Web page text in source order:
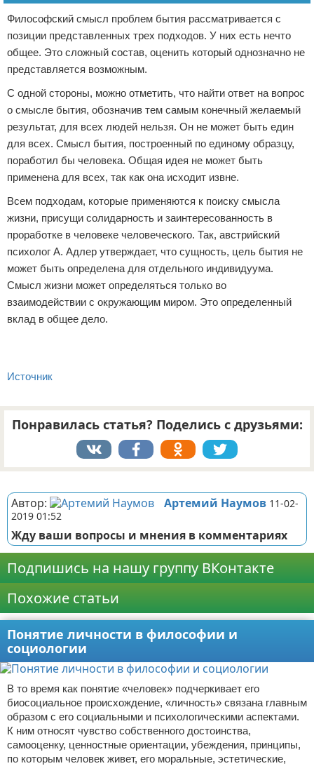
Философский смысл проблем бытия рассматривается с
позиции представленных трех подходов. У них есть нечто
общее. Это сложный состав, оценить который однозначно не
представляется возможным.
С одной стороны, можно отметить, что найти ответ на вопрос
о смысле бытия, обозначив тем самым конечный желаемый
результат, для всех людей нельзя. Он не может быть един
для всех. Смысл бытия, построенный по единому образцу,
поработил бы человека. Общая идея не может быть
применена для всех, так как она исходит извне.
Всем подходам, которые применяются к поиску смысла
жизни, присущи солидарность и заинтересованность в
проработке в человеке человеческого. Так, австрийский
психолог А. Адлер утверждает, что сущность, цель бытия не
может быть определена для отдельного индивидуума.
Смысл жизни может определяться только во
взаимодействии с окружающим миром. Это определенный
вклад в общее дело.
Источник
Понравилась статья? Поделись с друзьями:
Автор: Артемий Наумов 11-02-
2019 01:52
Жду ваши вопросы и мнения в комментариях
Подпишись на нашу группу ВКонтакте
Похожие статьи
Понятие личности в философии и
социологии
В то время как понятие «человек» подчеркивает его
биосоциальное происхождение, «личность» связана главным
образом с его социальными и психологическими аспектами.
К ним относят чувство собственного достоинства,
самооценку, ценностные ориентации, убеждения, принципы,
по которым человек живет, его моральные, эстетические,